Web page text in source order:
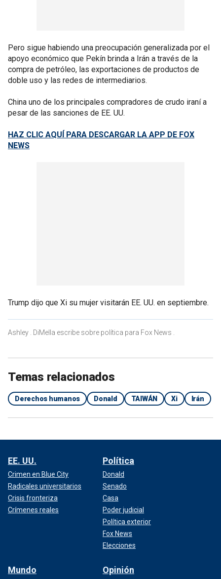
Pero sigue habiendo una preocupación generalizada por el
apoyo económico que Pekín brinda a Irán a través de la
compra de petróleo, las exportaciones de productos de
doble uso y las redes de intermediarios.
China uno de los principales compradores de crudo iraní a
pesar de las sanciones de EE. UU.
HAZ CLIC AQUÍ PARA DESCARGAR LA APP DE FOX
NEWS
Trump dijo que Xi su mujer visitarán EE. UU. en septiembre.
Ashley . DiMella escribe sobre política para Fox News .
Temas relacionados
Derechos humanos Donald TAIWÁN Xi Irán
EE. UU.
Crimen en Blue City
Radicales universitarios
Crisis fronteriza
Crímenes reales
Política
Donald
Senado
Casa
Poder judicial
Política exterior
Fox News
Elecciones
Mundo Opinión